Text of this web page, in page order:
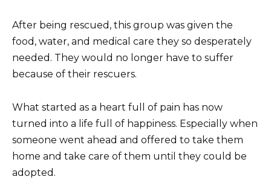
After being rescued, this group was given the
food, water, and medical care they so desperately
needed. They would no longer have to suffer
because of their rescuers.
What started as a heart full of pain has now
turned into a life full of happiness. Especially when
someone went ahead and offered to take them
home and take care of them until they could be
adopted.